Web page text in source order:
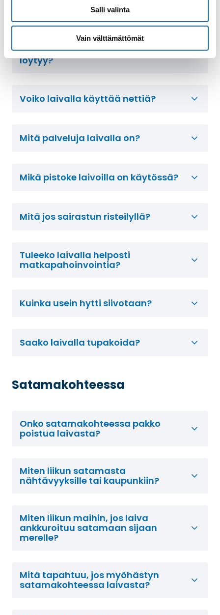
Salli valinta
Vain välttämättömät
Mitä valuuttaa laivalla käytetään?
Millaisia aktiviteetteja laivoilta
löytyy?
Voiko laivalla käyttää nettiä?
Mitä palveluja laivalla on?
Mikä pistoke laivoilla on käytössä?
Mitä jos sairastun risteilyllä?
Tuleeko laivalla helposti
matkapahoinvointia?
Kuinka usein hytti siivotaan?
Saako laivalla tupakoida?
Satamakohteessa
Onko satamakohteessa pakko
poistua laivasta?
Miten liikun satamasta
nähtävyyksille tai kaupunkiin?
Miten liikun maihin, jos laiva
ankkuroituu satamaan sijaan
merelle?
Mitä tapahtuu, jos myöhästyn
satamakohteessa laivasta?